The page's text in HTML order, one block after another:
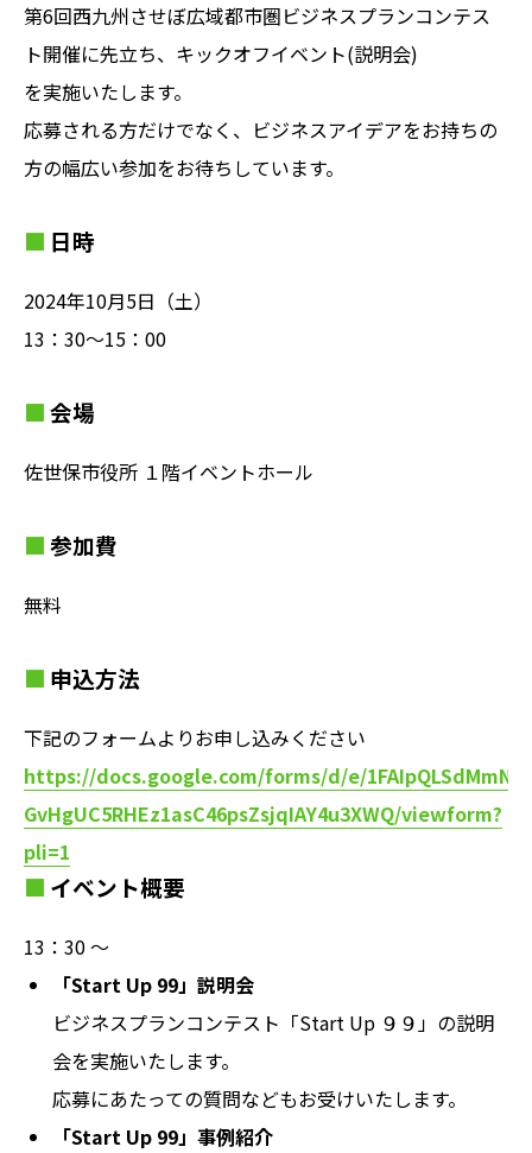
第6回西九州させぼ広域都市圏ビジネスプランコンテス
ト開催に先立ち、キックオフイベント(説明会)
を実施いたします。
応募される方だけでなく、ビジネスアイデアをお持ちの
方の幅広い参加をお待ちしています。
日時
2024年10月5日（土）
13：30〜15：00
会場
佐世保市役所 １階イベントホール
参加費
無料
申込方法
下記のフォームよりお申し込みください
https://docs.google.com/forms/d/e/
GvHgUC5RHEz1asC46psZsjqIAY4u3XWQ/viewform?
pli=1
イベント概要
13：30 〜
「Start Up 99」説明会
ビジネスプランコンテスト「Start Up ９９」の説明
会を実施いたします。
応募にあたっての質問などもお受けいたします。
「Start Up 99」事例紹介